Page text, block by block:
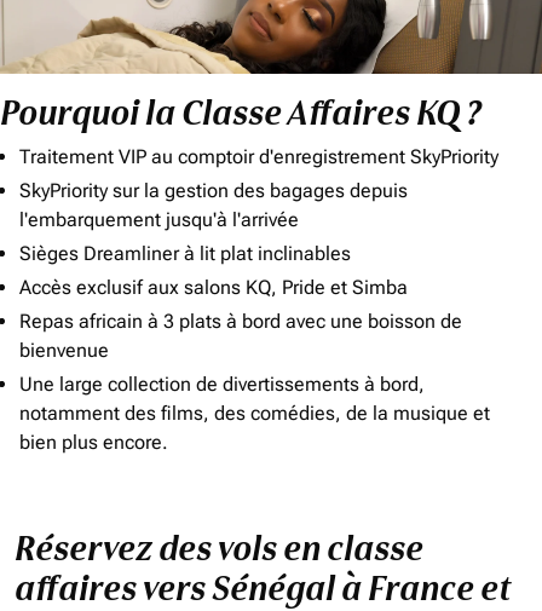
Pourquoi la Classe Affaires KQ ?
Traitement VIP au comptoir d'enregistrement SkyPriority
SkyPriority sur la gestion des bagages depuis
l'embarquement jusqu'à l'arrivée
Sièges Dreamliner à lit plat inclinables
Accès exclusif aux salons KQ, Pride et Simba
Repas africain à 3 plats à bord avec une boisson de
bienvenue
Une large collection de divertissements à bord,
notamment des films, des comédies, de la musique et
bien plus encore.
Réservez des vols en classe
affaires vers Sénégal à France et